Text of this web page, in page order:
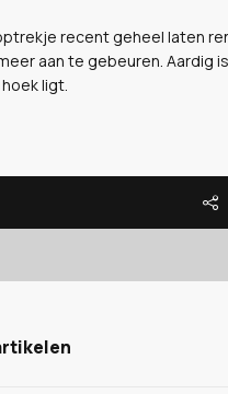
recent geheel laten
aan te gebeuren. Aardig
ligt.